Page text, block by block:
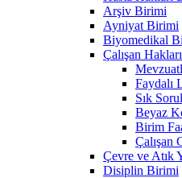
Arşiv Birimi
Ayniyat Birimi
Biyomedikal
Çalışan
Faydalı
Sık
Beyaz
Birim
Çalışan
Çevre ve Atık
Disiplin Birimi